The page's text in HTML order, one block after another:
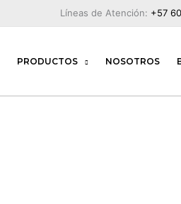
Líneas de Atención: +57
PRODUCTOS NOSOTROS